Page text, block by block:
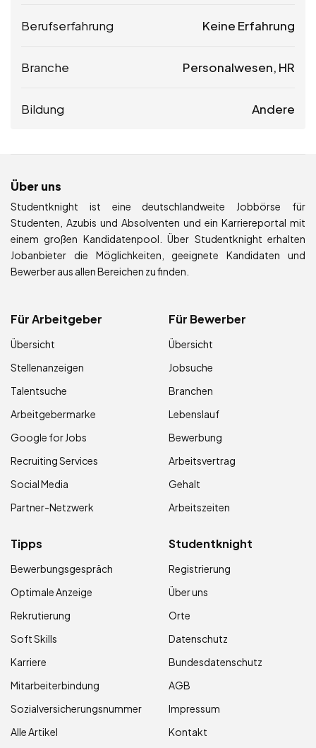
Berufserfahrung Keine Erfahrung
Branche Personalwesen, HR
Bildung Andere
Über uns
Studentknight ist eine deutschlandweite Jobbörse für
Studenten, Azubis und Absolventen und ein Karriereportal mit
einem großen Kandidatenpool. Über Studentknight erhalten
Jobanbieter die Möglichkeiten, geeignete Kandidaten und
Bewerber aus allen Bereichen zu finden.
Für Arbeitgeber
Übersicht
Stellenanzeigen
Talentsuche
Arbeitgebermarke
Google for Jobs
Recruiting Services
Social Media
Partner-Netzwerk
Für Bewerber
Übersicht
Jobsuche
Branchen
Lebenslauf
Bewerbung
Arbeitsvertrag
Gehalt
Arbeitszeiten
Tipps
Bewerbungsgespräch
Optimale Anzeige
Rekrutierung
Soft Skills
Karriere
Mitarbeiterbindung
Sozialversicherungsnummer
Alle Artikel
Studentknight
Registrierung
Über uns
Orte
Datenschutz
Bundesdatenschutz
AGB
Impressum
Kontakt